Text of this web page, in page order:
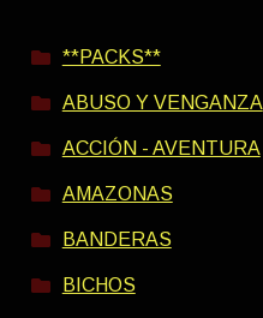
**PACKS**
ABUSO Y VENGANZA
ACCIÓN - AVENTURA
AMAZONAS
BANDERAS
BICHOS